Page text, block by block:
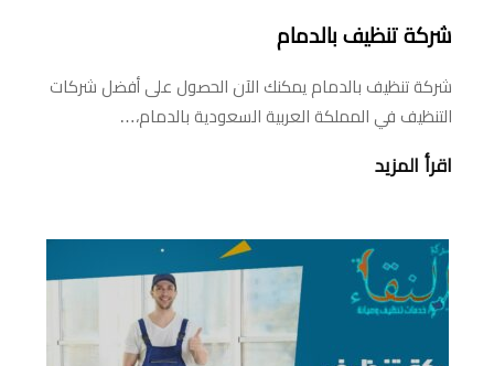
شركة تنظيف بالدمام
شركة تنظيف بالدمام يمكنك الآن الحصول على أفضل شركات
التنظيف في المملكة العربية السعودية بالدمام،…
اقرأ المزيد